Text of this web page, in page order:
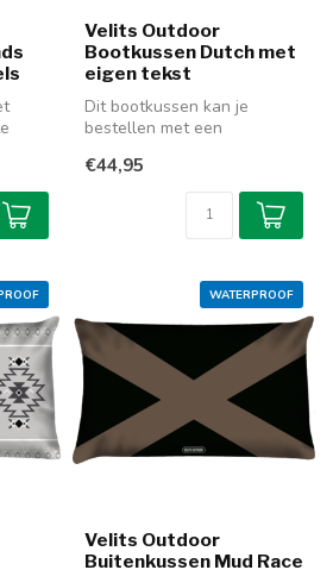
Velits Outdoor
Bootkussen Dutch met
eigen tekst
Dit bootkussen kan je
bestellen met een
naar keuze. Verme...
€44,95
WATERPROOF
Velits Outdoor
Buitenkussen Mud Race